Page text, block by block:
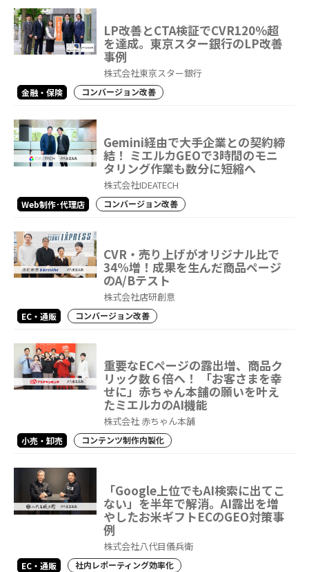
LP改善とCTA検証でCVR120％超
を達成。東京スター銀行のLP改善
事例
株式会社東京スター銀行
金融・保険 コンバージョン改善
Gemini経由で大手企業との契約締
結！ ミエルカGEOで3時間のモニ
タリング作業も数分に短縮へ
株式会社IDEATECH
Web制作･代理店 コンバージョン改善
CVR・売り上げがオリジナル比で
34%増！成果を生んだ商品ページ
のA/Bテスト
株式会社店研創意
EC・通販 コンバージョン改善
重要なECページの露出増、商品ク
リック数６倍へ！ 「お客さまを幸
せに」赤ちゃん本舗の願いを叶え
たミエルカのAI機能
株式会社 赤ちゃん本舗
小売・卸売 コンテンツ制作内製化
「Google上位でもAI検索に出てこ
ない」を半年で解消。AI露出を増
やしたお米ギフトECのGEO対策事
例
株式会社八代目儀兵衛
EC・通販 社内レポーティング効率化